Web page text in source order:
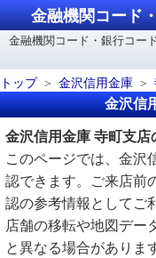
金融機関コード
金融機関コード・銀行コー
トップ
金沢信用金庫
金沢信
金沢信用金庫 寺町支店
このページでは、金沢
認できます。ご来店前
認の参考情報としてご
店舗の移転や地図デー
と異なる場合がありま